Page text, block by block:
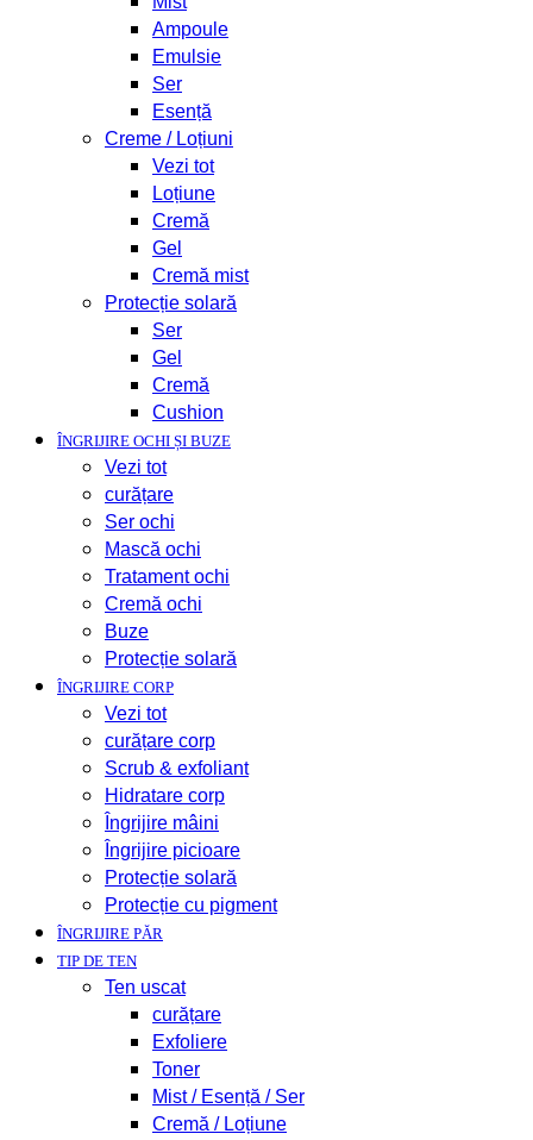
Ampoule
Emulsie
Ser
Esență
Creme / Loțiuni
Vezi tot
Loțiune
Cremă
Gel
Cremă mist
Protecție solară
Ser
Gel
Cremă
Cushion
ÎNGRIJIRE OCHI ȘI BUZE
Vezi tot
curățare
Ser ochi
Mască ochi
Tratament ochi
Cremă ochi
Buze
Protecție solară
ÎNGRIJIRE CORP
Vezi tot
curățare corp
Scrub & exfoliant
Hidratare corp
Îngrijire mâini
Îngrijire picioare
Protecție solară
Protecție cu pigment
ÎNGRIJIRE PĂR
TIP DE TEN
Ten uscat
curățare
Exfoliere
Toner
Mist / Esență / Ser
Cremă / Loțiune